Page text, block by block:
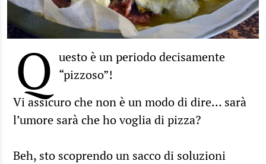
Q uesto è un periodo decisamente
“pizzoso”!
Vi assicuro che non è un modo di dire… sarà
l’umore sarà che ho voglia di pizza?
Beh, sto scoprendo un sacco di soluzioni